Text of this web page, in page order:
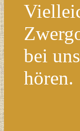
bei uns
hören.